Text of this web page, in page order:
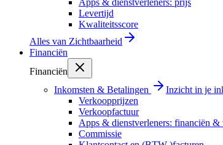
Apps & dienstverleners: prijs
Levertijd
Kwaliteitsscore
Alles van Zichtbaarheid
Financiën
Financiën
Inkomsten & Betalingen
Inzicht in je
Verkoopprijzen
Verkoopfactuur
Apps & dienstverleners: financiën &
Commissie